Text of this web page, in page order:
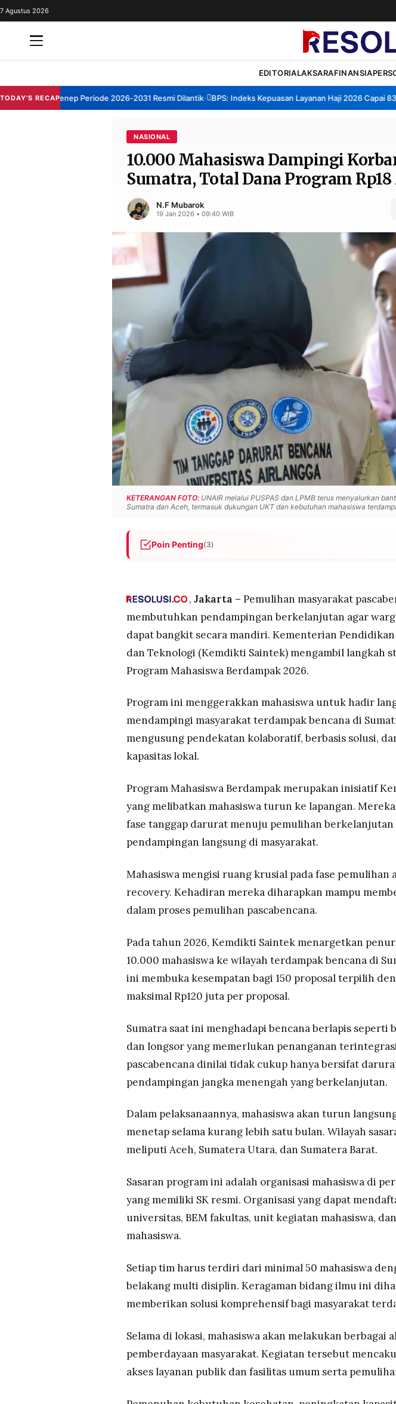
REDAKSI
BERITA
WARGA
SERVICE
7 Agustus 2026
EDITORIALAKSARAFINANSIA
TODAY'S RECAP
TBM Sumenep Periode 2026-2031 Resmi Dilantik• BPS: Indeks Kepuasan Layanan Haji 2026 Capai
NASIONAL
10.000 Mahasiswa Dampingi
Sumatra, Total Dana Program
N.F Mubarok
19 Jan 2026 • 09:40 WIB
KETERANGAN FOTO: UNAIR melalui PUSPAS dan LPMB terus menyalurkan
Sumatra dan Aceh, termasuk dukungan UKT dan kebutuhan mahasiswa
Poin Penting(3)
BEM/UKM fokus pada pemulihan pangan, energi, kesehatan,
ekonomi hijau, dan ekonomi biru
Program dibagi 4 fase: pendaftaran (14-25 Januari),
pelaksanaan (28 Januari-28 Februari), dan pelaporan (2-16
di bima.kemdiktisaintek.go.id
, Jakarta – Pemulihan masyarakat
membutuhkan pendampingan berkelanjutan agar
dapat bangkit secara mandiri. Kementerian Pendidikan
dan Teknologi (Kemdikti Saintek) mengambil langkah
Program Mahasiswa Berdampak 2026.
Program ini menggerakkan mahasiswa untuk hadir
mendampingi masyarakat terdampak bencana di
mengusung pendekatan kolaboratif, berbasis solusi,
kapasitas lokal.
Program Mahasiswa Berdampak merupakan inisiatif
yang melibatkan mahasiswa turun ke lapangan.
fase tanggap darurat menuju pemulihan berkelanjutan
pendampingan langsung di masyarakat.
Mahasiswa mengisi ruang krusial pada fase pemulihan
recovery. Kehadiran mereka diharapkan mampu
dalam proses pemulihan pascabencana.
Pada tahun 2026, Kemdikti Saintek menargetkan
10.000 mahasiswa ke wilayah terdampak bencana di
ini membuka kesempatan bagi 150 proposal terpilih
maksimal Rp120 juta per proposal.
Sumatra saat ini menghadapi bencana berlapis seperti
dan longsor yang memerlukan penanganan
pascabencana dinilai tidak cukup hanya bersifat
pendampingan jangka menengah yang berkelanjutan.
Dalam pelaksanaannya, mahasiswa akan turun
menetap selama kurang lebih satu bulan. Wilayah
meliputi Aceh, Sumatera Utara, dan Sumatera Barat.
Sasaran program ini adalah organisasi mahasiswa di
yang memiliki SK resmi. Organisasi yang dapat
universitas, BEM fakultas, unit kegiatan mahasiswa,
mahasiswa.
Setiap tim harus terdiri dari minimal 50 mahasiswa
belakang multi disiplin. Keragaman bidang ilmu ini
memberikan solusi komprehensif bagi masyarakat
Selama di lokasi, mahasiswa akan melakukan berbagai
pemberdayaan masyarakat. Kegiatan tersebut
akses layanan publik dan fasilitas umum serta